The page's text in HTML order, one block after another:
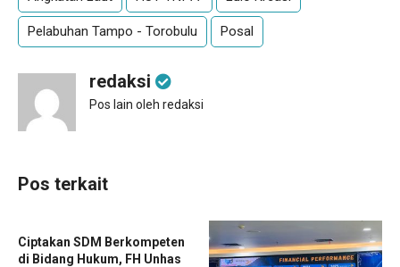
Pelabuhan Tampo - Torobulu Posal
redaksi
Pos lain oleh redaksi
Pos terkait
Ciptakan SDM Berkompeten
di Bidang Hukum, FH Unhas